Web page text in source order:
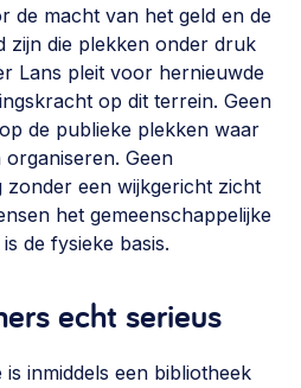
de macht van het geld en de
zijn die plekken onder druk
Lans pleit voor hernieuwde
op dit terrein. Geen
de publieke plekken waar
Geen
zonder een wijkgericht zicht
het gemeenschappelijke
de fysieke basis.
echt serieus
inmiddels een bibliotheek